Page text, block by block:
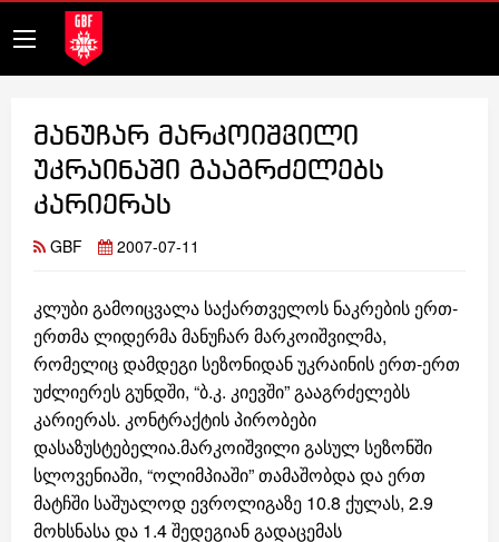
მანუჩარ მარკოიშვილი
უკრაინაში გააგრძელებს
კარიერას
GBF 2007-07-11
კლუბი გამოიცვალა საქართველოს ნაკრების ერთ-
ერთმა ლიდერმა მანუჩარ მარკოიშვილმა,
რომელიც დამდეგი სეზონიდან უკრაინის ერთ-ერთ
უძლიერეს გუნდში, “ბ.კ. კიევში” გააგრძელებს
კარიერას. კონტრაქტის პირობები
დასაზუსტებელია.მარკოიშვილი გასულ სეზონში
სლოვენიაში, “ოლიმპიაში” თამაშობდა და ერთ
მატჩში საშუალოდ ევროლიგაზე 10.8 ქულას, 2.9
მოხსნასა და 1.4 შედეგიან გადაცემას